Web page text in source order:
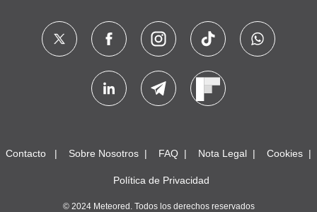
Contacto Sobre Nosotros FAQ Nota Legal Cookies
Política de Privacidad
© 2024 Meteored. Todos los derechos reservados